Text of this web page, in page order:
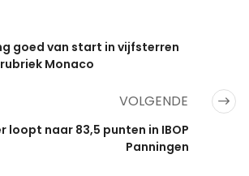
goed van start in vijfsterren
Monaco
VOLGENDE
loopt naar 83,5 punten in IBOP
Panningen